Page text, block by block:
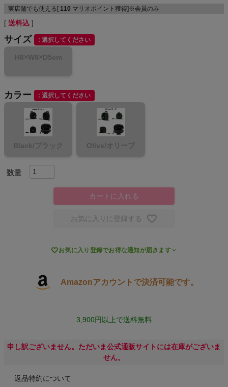
メンズカジュアルウェア
レディースカジュアルウェア
メンズスポーツウェア
レディーススポーツウェア
スポーツシューズ
キャンプ・フェス
もっと見る
実店舗でも使える[ 110 マリオポイント獲得]※会員のみ
送料込
サイズ 選択してください
H8×W8×D5cm
カラー 選択してください
Black/ブラック Olive/オリーブ
カートに入れる
お気に入りに登録する
お気に入り登録でお得な通知が届きます
Amazonアカウントで決済可能です。
3,900円以上で送料無料
申し訳ございません。ただいま公式通販サイトには在庫がございま
せん。
返品特約について